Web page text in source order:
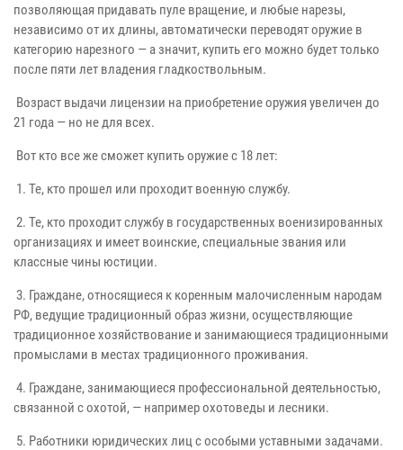
позволяющая придавать пуле вращение, и любые нарезы,
независимо от их длины, автоматически переводят оружие в
категорию нарезного — а значит, купить его можно будет только
после пяти лет владения гладкоствольным.
Возраст выдачи лицензии на приобретение оружия увеличен до
21 года — но не для всех.
Вот кто все же сможет купить оружие с 18 лет:
1. Те, кто прошел или проходит военную службу.
2. Те, кто проходит службу в государственных военизированных
организациях и имеет воинские, специальные звания или
классные чины юстиции.
3. Граждане, относящиеся к коренным малочисленным народам
РФ, ведущие традиционный образ жизни, осуществляющие
традиционное хозяйствование и занимающиеся традиционными
промыслами в местах традиционного проживания.
4. Граждане, занимающиеся профессиональной деятельностью,
связанной с охотой, — например охотоведы и лесники.
5. Работники юридических лиц с особыми уставными задачами.